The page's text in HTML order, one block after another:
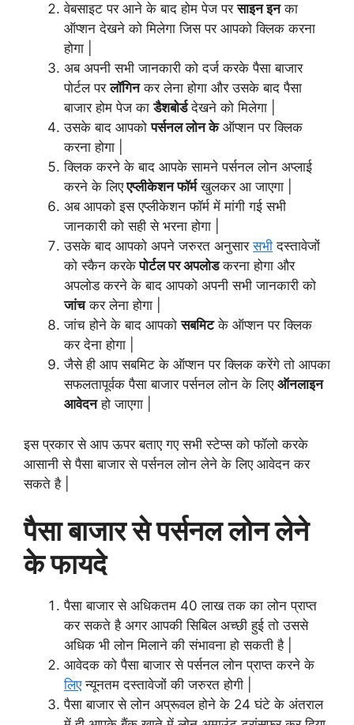
वेबसाइट पर आने के बाद होम पेज परसाइन इनका
ऑप्शन देखने को मिलेगा जिस पर आपको क्लिक करना
होगा |
अब अपनी सभी जानकारी को दर्ज करके पैसा बाजार
पोर्टल परलॉगिनकर लेना होगा और उसके बाद पैसा
बाजार होम पेज काडैशबोर्डदेखने को मिलेगा |
उसके बाद आपकोपर्सनल लोन केऑप्शन पर क्लिक
करना होगा |
क्लिक करने के बाद आपके सामने पर्सनल लोन अप्लाई
करने के लिएएप्लीकेशन फॉर्मखुलकर आ जाएगा |
अब आपको इस एप्लीकेशन फॉर्म में मांगी गई सभी
जानकारी को सही से भरना होगा |
उसके बाद आपको अपने जरुरत अनुसारसभी दस्तावेजों
को स्कैन करकेपोर्टल पर अपलोडकरना होगा और
अपलोड करने के बाद आपको अपनी सभी जानकारी को
जांचकर लेना होगा |
जांच होने के बाद आपकोसबमिटके ऑप्शन पर क्लिक
कर देना होगा |
जैसे ही आप सबमिट के ऑप्शन पर क्लिक करेंगे तो आपका
सफलतापूर्वक पैसा बाजार पर्सनल लोन के लिए ऑनलाइन
आवेदनहो जाएगा |
इस प्रकार से आप ऊपर बताए गए सभी स्टेप्स को फॉलो करके
आसानी से पैसा बाजार से पर्सनल लोन लेने के लिए आवेदन कर
सकते है |
पैसा बाजार से पर्सनल लोन लेने
के फायदे
पैसा बाजार से अधिकतम 40 लाख तक का लोन प्राप्त
कर सकते है अगर आपकी सिबिल अच्छी हुई तो उससे
अधिक भी लोन मिलाने की संभावना हो सकती है |
आवेदक को पैसा बाजार से पर्सनल लोन प्राप्त करने के
लिएन्यूनतम दस्तावेजों की जरुरत होगी |
पैसा बाजार से लोन अप्रूवल होने के 24 घंटे के अंतराल